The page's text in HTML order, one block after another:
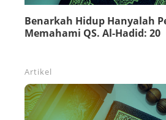
Benarkah Hidup Hanyalah
Memahami QS. Al-Hadid: 20
Artikel